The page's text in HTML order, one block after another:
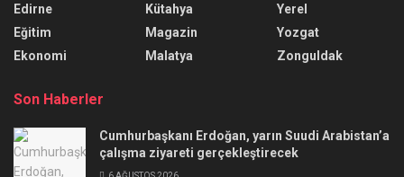
Edirne
Eğitim
Ekonomi
Kütahya
Magazin
Malatya
Yerel
Yozgat
Zonguldak
Son Haberler
Cumhurbaşkanı Erdoğan, yarın Suudi Arabistan’a
çalışma ziyareti gerçekleştirecek